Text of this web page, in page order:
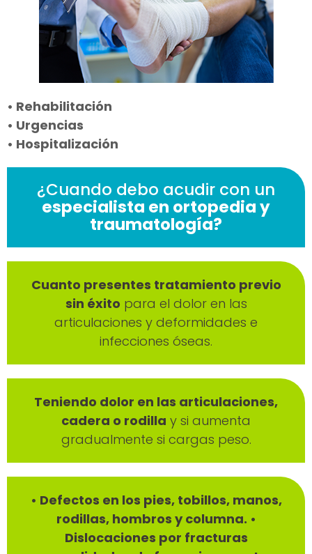
• Rehabilitación
• Urgencias
• Hospitalización
¿Cuando debo acudir con un
especialista en ortopedia y
traumatología?
Cuanto presentes tratamiento previo
sin éxito para el dolor en las
articulaciones y deformidades e
infecciones óseas.
Teniendo dolor en las articulaciones,
cadera o rodilla y si aumenta
gradualmente si cargas peso.
• Defectos en los pies, tobillos, manos,
rodillas, hombros y columna. •
Dislocaciones por fracturas